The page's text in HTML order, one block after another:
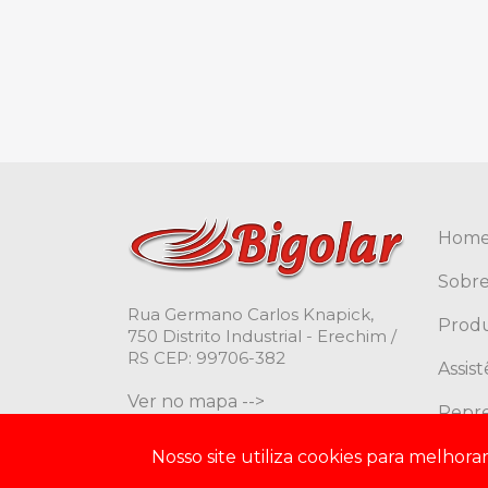
Rua Germano Carlos Knapick,
750 Distrito Industrial - Erechim /
RS CEP: 99706-382
Ver no mapa -->
Nosso site utiliza cookies para